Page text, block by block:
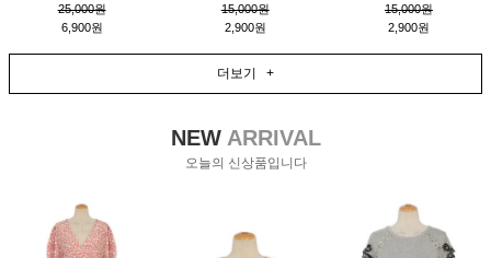
25,000원
6,900원
15,000원
2,900원
15,000원
2,900원
더보기 +
NEWARRIVAL
오늘의 신상품입니다